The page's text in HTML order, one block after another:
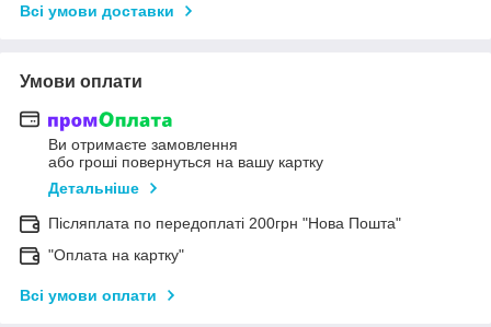
Всі умови доставки
Умови оплати
Ви отримаєте замовлення
або гроші повернуться на вашу картку
Детальніше
Післяплата по передоплаті 200грн "Нова Пошта"
"Оплата на картку"
Всі умови оплати